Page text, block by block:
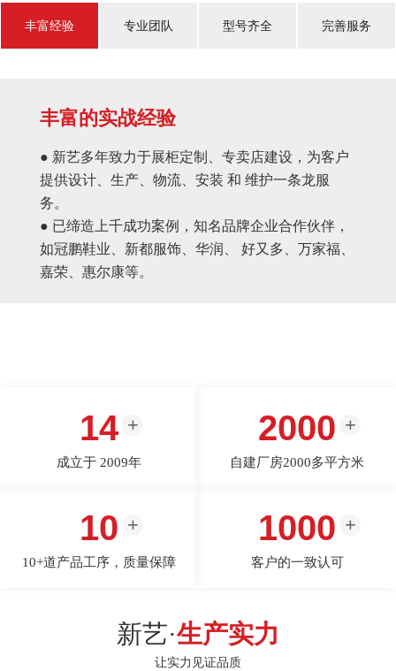
丰富经验 专业团队 型号齐全 完善服务
丰富的实战经验
● 新艺多年致力于展柜定制、专卖店建设，为客户
提供设计、生产、物流、安装 和 维护一条龙服
务。
● 已缔造上千成功案例，知名品牌企业合作伙伴，
如冠鹏鞋业、新都服饰、华润、 好又多、万家福、
嘉荣、惠尔康等。
14
成立于 2009年
2000
自建厂房2000多平方米
10
10+道产品工序，质量保障
1000
客户的一致认可
新艺·生产实力
让实力见证品质